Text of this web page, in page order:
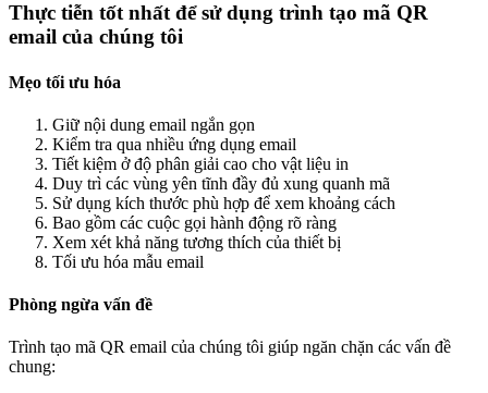
Thực tiễn tốt nhất để sử dụng trình tạo mã QR
email của chúng tôi
Mẹo tối ưu hóa
Giữ nội dung email ngắn gọn
Kiểm tra qua nhiều ứng dụng email
Tiết kiệm ở độ phân giải cao cho vật liệu in
Duy trì các vùng yên tĩnh đầy đủ xung quanh mã
Sử dụng kích thước phù hợp để xem khoảng cách
Bao gồm các cuộc gọi hành động rõ ràng
Xem xét khả năng tương thích của thiết bị
Tối ưu hóa mẫu email
Phòng ngừa vấn đề
Trình tạo mã QR email của chúng tôi giúp ngăn chặn các vấn đề
chung: